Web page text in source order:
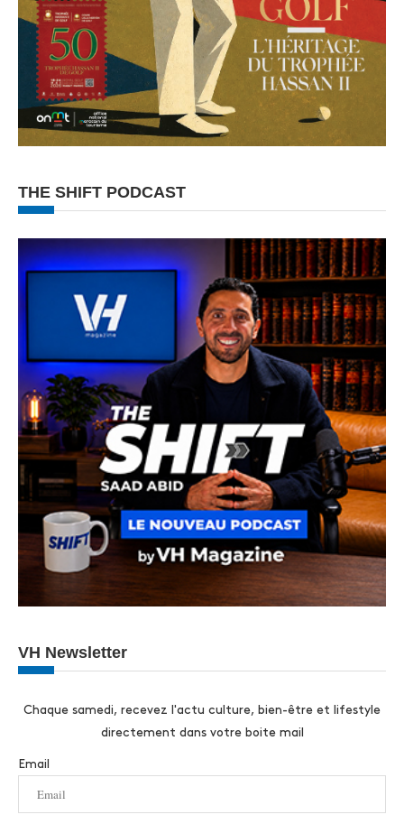
THE SHIFT PODCAST
VH Newsletter
Chaque samedi, recevez l'actu culture, bien-être et lifestyle
directement dans votre boite mail
Email